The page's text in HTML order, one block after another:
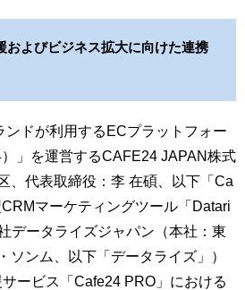
およびビジネス拡大に向けた連携
ンドが利用するECプラットフォー
」を運営するCAFE24 JAPAN株式
、代表取締役：李 在碩、以下「Ca
マーケティングツール「Datari
データライズジャパン（本社：東
ソンム、以下「データライズ」）
ービス「Cafe24 PRO」における